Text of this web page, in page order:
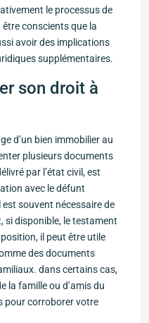
le processus de
conscients que la
avoir des implications
supplémentaires.
son droit à
d’un bien immobilier au
plusieurs documents
par l’état civil, est
avec le‍ défunt​
souvent nécessaire de
si disponible, le testament
⁤il peut être utile
des documents
dans certains cas,
la famille ou ‍d’amis du
pour corroborer votre